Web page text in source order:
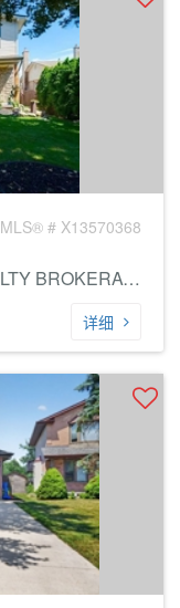
MLS® # X13570368
经纪公司: SUTTON - JIE DAN REALTY BROKERAGE
详细